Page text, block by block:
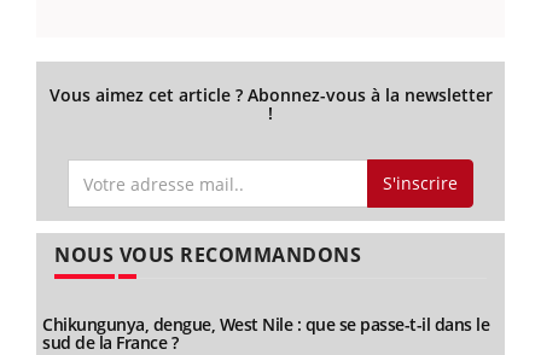
Vous aimez cet article ? Abonnez-vous à la newsletter
!
S'inscrire
NOUS VOUS RECOMMANDONS
Chikungunya, dengue, West Nile : que se passe-t-il dans le
sud de la France ?